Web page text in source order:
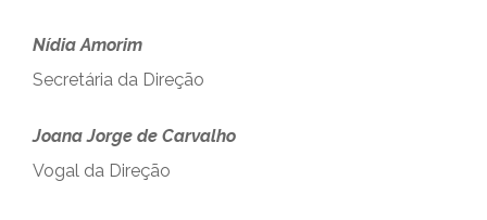
Nídia Amorim
Secretária da Direção
Joana Jorge de Carvalho
Vogal da Direção